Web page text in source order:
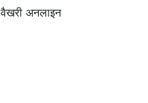
वैखरी अनलाइन